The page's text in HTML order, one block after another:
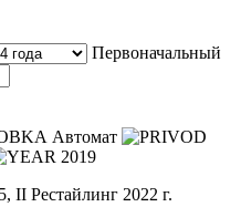
Первоначальный
Автомат
2019